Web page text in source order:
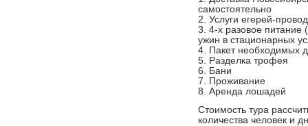
самостоятельно
2. Услуги егерей-
3. 4-х разовое питание
ужин в стационарных
4. Пакет необходимых
5. Разделка трофея
6. Бани
7. Проживание
8. Аренда лошадей
Стоимость тура
количества человек и